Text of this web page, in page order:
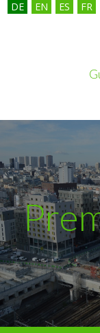
DE EN ES FR